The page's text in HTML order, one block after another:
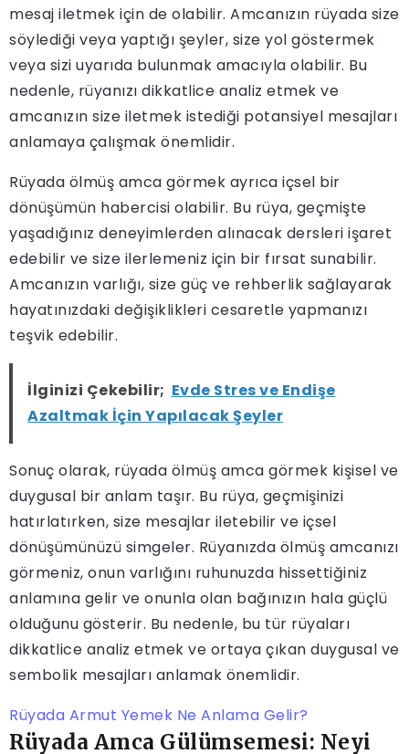
mesaj iletmek için de olabilir. Amcanızın rüyada size
söylediği veya yaptığı şeyler, size yol göstermek
veya sizi uyarıda bulunmak amacıyla olabilir. Bu
nedenle, rüyanızı dikkatlice analiz etmek ve
amcanızın size iletmek istediği potansiyel mesajları
anlamaya çalışmak önemlidir.
Rüyada ölmüş amca görmek ayrıca içsel bir
dönüşümün habercisi olabilir. Bu rüya, geçmişte
yaşadığınız deneyimlerden alınacak dersleri işaret
edebilir ve size ilerlemeniz için bir fırsat sunabilir.
Amcanızın varlığı, size güç ve rehberlik sağlayarak
hayatınızdaki değişiklikleri cesaretle yapmanızı
teşvik edebilir.
İlginizi Çekebilir; Evde Stres ve Endişe
Azaltmak İçin Yapılacak Şeyler
Sonuç olarak, rüyada ölmüş amca görmek kişisel ve
duygusal bir anlam taşır. Bu rüya, geçmişinizi
hatırlatırken, size mesajlar iletebilir ve içsel
dönüşümünüzü simgeler. Rüyanızda ölmüş amcanızı
görmeniz, onun varlığını ruhunuzda hissettiğiniz
anlamına gelir ve onunla olan bağınızın hala güçlü
olduğunu gösterir. Bu nedenle, bu tür rüyaları
dikkatlice analiz etmek ve ortaya çıkan duygusal ve
sembolik mesajları anlamak önemlidir.
Rüyada Armut Yemek Ne Anlama Gelir?
Rüyada Amca Gülümsemesi: Neyi